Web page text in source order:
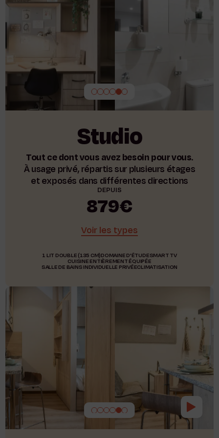
Studio
Tout ce dont vous avez besoin pour vous.
À usage privé, répartis sur plusieurs étages
et exposés dans différentes directions
DEPUIS
879€
Voir les types
1 LIT DOUBLE (135 CM)DOMAINE D'ÉTUDESMART TV
CUISINE ENTIÈREMENT ÉQUIPÉE
SALLE DE BAINS INDIVIDUELLE PRIVÉECLIMATISATION